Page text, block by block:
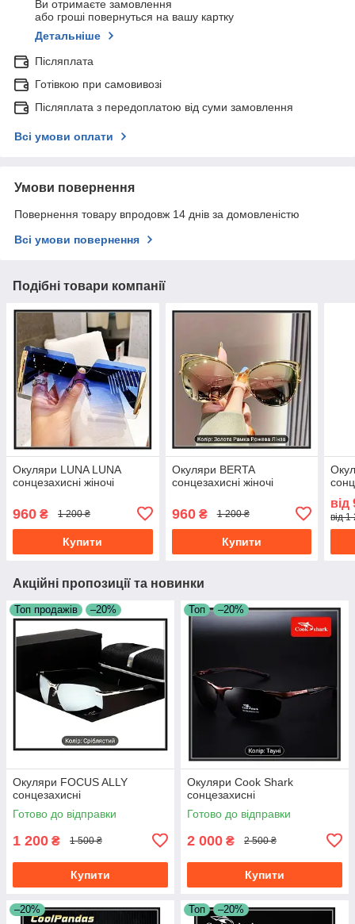
Ви отримаєте замовлення
або гроші повернуться на вашу картку
Детальніше
Післяплата
Готівкою при самовивозі
Післяплата з передоплатою від суми замовлення
Всі умови оплати
Умови повернення
Повернення товару впродовж 14 днів за домовленістю
Всі умови повернення
Подібні товари компанії
Окуляри LUNA LUNA
сонцезахисні жіночі
960 ₴ 1 200 ₴
Купити
Окуляри BERTA
сонцезахисні жіночі
960₴ 1 200 ₴
Купити
від
від
Акційні пропозиції та новинки
Топ продажів –20%
Окуляри FOCUS ALLY
сонцезахисні
Готово до відправки
1 200 ₴ 1 500 ₴
Купити
Топ –20%
Окуляри Cook Shark
сонцезахисні
Готово до відправки
2 000 ₴ 2 500 ₴
Купити
–20% Топ –20%